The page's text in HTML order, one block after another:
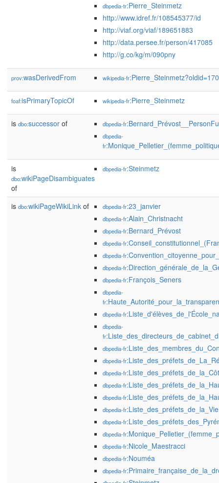
dbpedia-tr:Pierre_Steinmetz
http://www.idref.fr/108545377/id
http://viaf.org/viaf/189651883
http://data.persee.fr/person/417085
http://g.co/kg/m/090pny
prov:wasDerivedFrom wikipedia-fr
foaf:isPrimaryTopicOf wikipedia-fr:Pierre_Steinmetz
is dbo:successor of dbpedia-fr
dbpedia-
fr
is
dbo:wikiPageDisambiguates
of
dbpedia-fr:Steinmetz
is dbo:wikiPageWikiLink of dbpedia-fr:23_janvier
dbpedia-fr:Alain_Christnacht
dbpedia-fr:Bernard_Prévost
dbpedia-fr
dbpedia-fr
dbpedia-fr
dbpedia-fr:François_Seners
dbpedia-
fr
dbpedia-fr
dbpedia-
fr
dbpedia-fr
dbpedia-fr
dbpedia-fr
dbpedia-fr
dbpedia-fr
dbpedia-fr
dbpedia-fr
dbpedia-fr
dbpedia-fr:Nicole_Maestracci
dbpedia-fr:Nouméa
dbpedia-fr